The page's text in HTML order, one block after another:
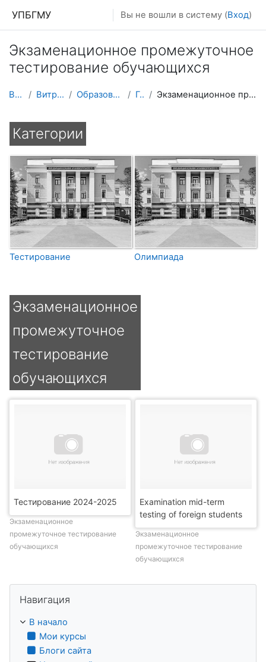
УПБГМУ Вы не вошли в систему (Вход)
Экзаменационное промежуточное
тестирование обучающихся
В начало Витрина курсов 3KL Образование 2025-2026 уч.год Гигиены Экзаменационное промежуточное тестирование обучающихся
Категории
Тестирование Олимпиада
Экзаменационное
промежуточное
тестирование
обучающихся
Тестирование 2024-2025
Экзаменационное
промежуточное тестирование
обучающихся
Examination mid-term
testing of foreign students
Экзаменационное
промежуточное тестирование
обучающихся
Навигация
В начало
Мои курсы
Блоги сайта